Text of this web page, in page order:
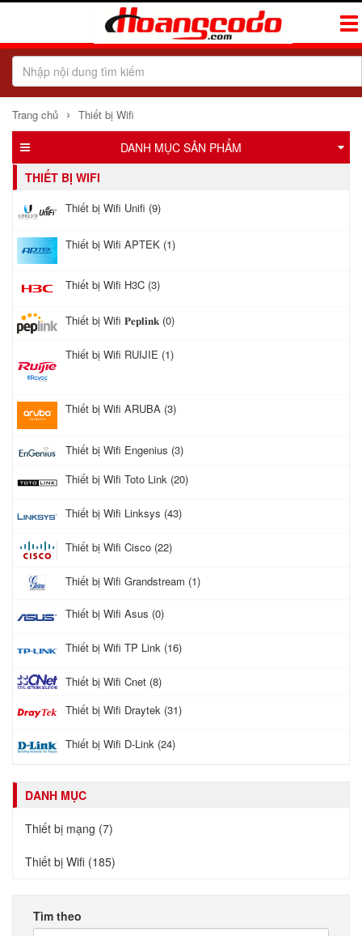
Trang chủ › Thiết bị Wifi
DANH MỤC SẢN PHẨM
THIẾT BỊ WIFI
Thiết bị Wifi Unifi (9)
Thiết bị Wifi APTEK (1)
Thiết bị Wifi H3C (3)
Thiết bị Wifi 𝐏𝐞𝐩𝐥𝐢𝐧𝐤 (0)
Thiết bị Wifi RUIJIE (1)
Thiết bị Wifi ARUBA (3)
Thiết bị Wifi Engenius (3)
Thiết bị Wifi Toto Link (20)
Thiết bị Wifi Linksys (43)
Thiết bị Wifi Cisco (22)
Thiết bị Wifi Grandstream (1)
Thiết bị Wifi Asus (0)
Thiết bị Wifi TP Link (16)
Thiết bị Wifi Cnet (8)
Thiết bị Wifi Draytek (31)
Thiết bị Wifi D-Link (24)
DANH MỤC
Thiết bị mạng (7)
Thiết bị Wifi (185)
Tìm theo